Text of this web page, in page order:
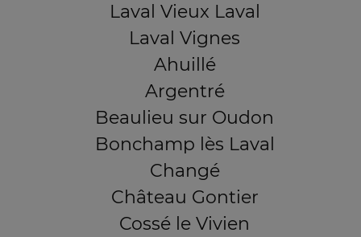
Laval Vieux Laval
Laval Vignes
Ahuillé
Argentré
Beaulieu sur Oudon
Bonchamp lès Laval
Changé
Château Gontier
Cossé le Vivien